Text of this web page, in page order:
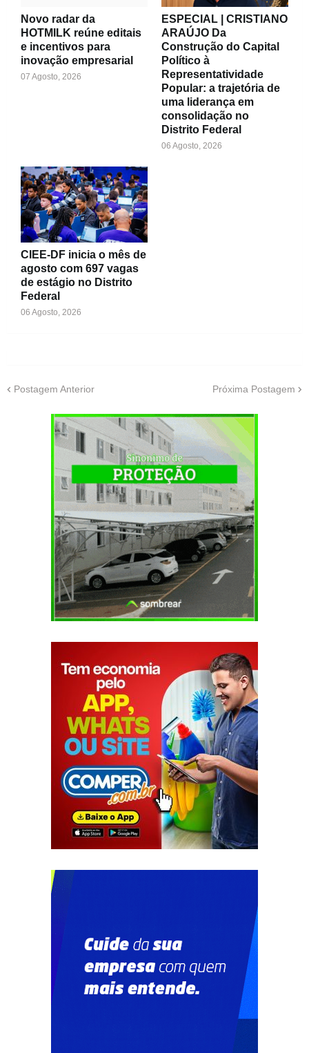
Novo radar da
HOTMILK reúne editais
e incentivos para
inovação empresarial
07 Agosto, 2026
ESPECIAL | CRISTIANO
ARAÚJO Da
Construção do Capital
Político à
Representatividade
Popular: a trajetória de
uma liderança em
consolidação no
Distrito Federal
06 Agosto, 2026
CIEE-DF inicia o mês de
agosto com 697 vagas
de estágio no Distrito
Federal
06 Agosto, 2026
Postagem Anterior Próxima Postagem